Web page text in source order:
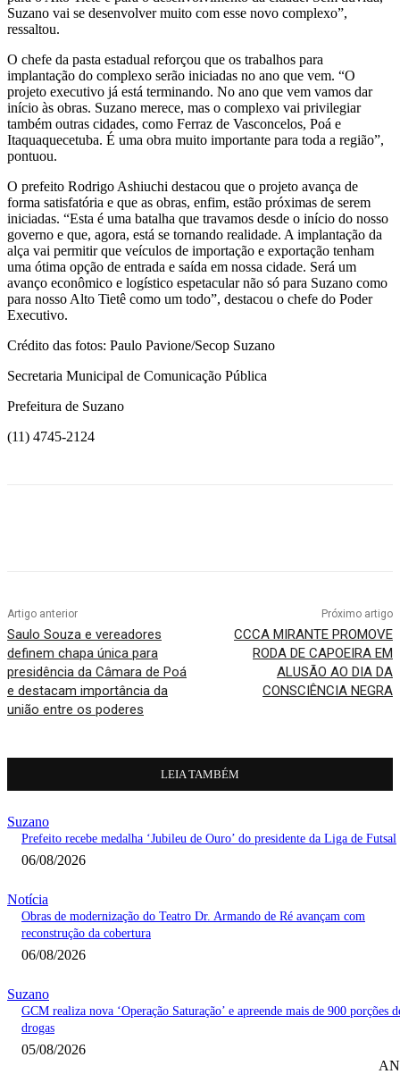
Suzano vai se desenvolver muito com esse novo complexo”,
ressaltou.
O chefe da pasta estadual reforçou que os trabalhos para
implantação do complexo serão iniciadas no ano que vem. “O
projeto executivo já está terminando. No ano que vem vamos dar
início às obras. Suzano merece, mas o complexo vai privilegiar
também outras cidades, como Ferraz de Vasconcelos, Poá e
Itaquaquecetuba. É uma obra muito importante para toda a região”,
pontuou.
O prefeito Rodrigo Ashiuchi destacou que o projeto avança de
forma satisfatória e que as obras, enfim, estão próximas de serem
iniciadas. “Esta é uma batalha que travamos desde o início do nosso
governo e que, agora, está se tornando realidade. A implantação da
alça vai permitir que veículos de importação e exportação tenham
uma ótima opção de entrada e saída em nossa cidade. Será um
avanço econômico e logístico espetacular não só para Suzano como
para nosso Alto Tietê como um todo”, destacou o chefe do Poder
Executivo.
Crédito das fotos: Paulo Pavione/Secop Suzano
Secretaria Municipal de Comunicação Pública
Prefeitura de Suzano
(11) 4745-2124
Artigo anterior
Saulo Souza e vereadores
definem chapa única para
presidência da Câmara de Poá
e destacam importância da
união entre os poderes
Próximo artigo
CCCA MIRANTE PROMOVE
RODA DE CAPOEIRA EM
ALUSÃO AO DIA DA
CONSCIÊNCIA NEGRA
LEIA TAMBÉM
Suzano
Prefeito recebe medalha ‘Jubileu de Ouro’ do presidente da Liga de Futsal
06/08/2026
Notícia
Obras de modernização do Teatro Dr. Armando de Ré avançam com
reconstrução da cobertura
06/08/2026
Suzano
GCM realiza nova ‘Operação Saturação’ e apreende mais de 900 porções
drogas
05/08/2026